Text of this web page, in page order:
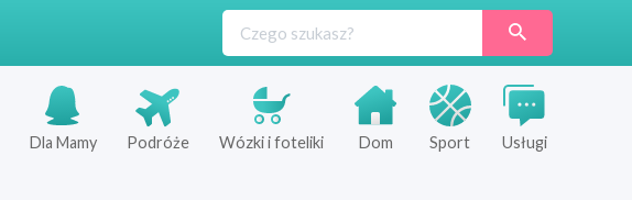
Dla Mamy Podróże Wózki i foteliki Dom Sport Usługi